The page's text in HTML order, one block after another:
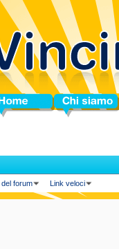
Chi siamo
del forum Link veloci